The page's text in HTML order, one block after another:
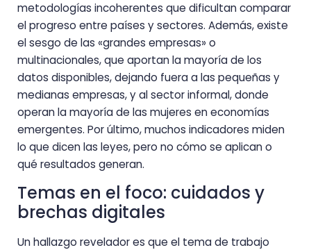
metodologías incoherentes que dificultan comparar
el progreso entre países y sectores. Además, existe
el sesgo de las «grandes empresas» o
multinacionales, que aportan la mayoría de los
datos disponibles, dejando fuera a las pequeñas y
medianas empresas, y al sector informal, donde
operan la mayoría de las mujeres en economías
emergentes. Por último, muchos indicadores miden
lo que dicen las leyes, pero no cómo se aplican o
qué resultados generan.
Temas en el foco: cuidados y
brechas digitales
Un hallazgo revelador es que el tema de trabajo